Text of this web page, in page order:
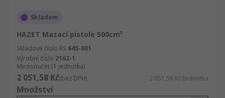
Skladem
HAZET Mazací pistole 500cm³
Skladové číslo RS 645-001
Výrobní číslo 2162-1
Mezisoučet (1 jednotka)
2 051,58 Kč(bez DPH) 2 051,58 Kč/jednotka
Množství